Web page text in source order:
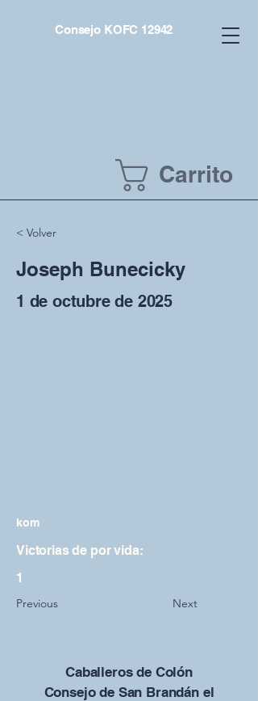
Consejo KOFC 12942
Carrito
< Volver
Joseph Bunecicky
1 de octubre de 2025
kom
Victorias de por vida:
1
Previous Next
Caballeros de Colón
Consejo de San Brandán el